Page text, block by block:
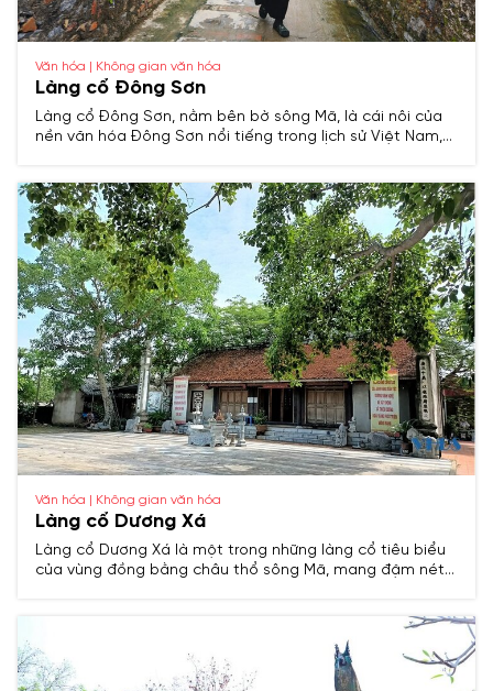
Văn hóa | Không gian văn hóa
Làng cổ Đông Sơn
Làng cổ Đông Sơn, nằm bên bờ sông Mã, là cái nôi của
nền văn hóa Đông Sơn nổi tiếng trong lịch sử Việt Nam,
Văn hóa | Không gian văn hóa
Làng cổ Dương Xá
Làng cổ Dương Xá là một trong những làng cổ tiêu biểu
của vùng đồng bằng châu thổ sông Mã, mang đậm nét
trong các thời kỳ lịch sử, đồng thời lưu giữ nhiều di tích
khảo cổ và văn hóa đặc sắc.